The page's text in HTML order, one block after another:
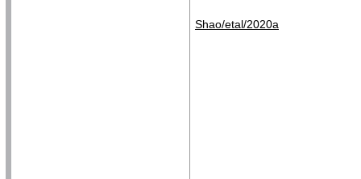
Shao/etal/2020a